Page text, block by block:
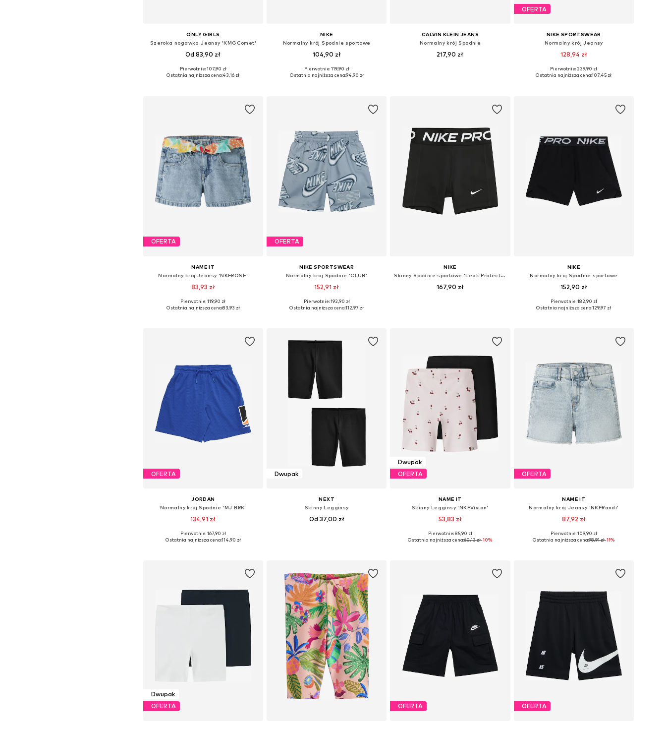
ONLY GIRLS
Szeroka nogawka Jeansy 'KMGComet'
Od 83,90 zł
Dostępne w różnych rozmiarach
Pierwotnie: 107,90 zł
Ostatnia najniższa cena:43,16 zł
NIKE
Normalny krój Spodnie sportowe
104,90 zł
Pierwotnie: 119,90 zł
Ostatnia najniższa cena:94,90 zł
CALVIN KLEIN JEANS
Normalny krój Spodnie
217,90 zł
OFERTA
NIKE SPORTSWEAR
Normalny krój Jeansy
128,94 zł
Pierwotnie: 239,90 zł
Ostatnia najniższa cena:107,45 zł
OFERTA
NAME IT
Normalny krój Jeansy 'NKFROSE'
83,93 zł
Dostępne w różnych rozmiarach
Pierwotnie: 119,90 zł
Ostatnia najniższa cena:83,93 zł
OFERTA
NIKE SPORTSWEAR
Normalny krój Spodnie 'CLUB'
152,91 zł
Dostępne w różnych rozmiarach
Pierwotnie: 192,90 zł
Ostatnia najniższa cena:112,97 zł
NIKE
Skinny Spodnie sportowe 'Leak Protection'
167,90 zł
NIKE
Normalny krój Spodnie sportowe
152,90 zł
Dostępne w różnych rozmiarach
Pierwotnie: 182,90 zł
Ostatnia najniższa cena:129,97 zł
OFERTA
JORDAN
Normalny krój Spodnie 'MJ BRK'
134,91 zł
Pierwotnie: 167,90 zł
Ostatnia najniższa cena:114,90 zł
Dwupak
NEXT
Skinny Legginsy
Od 37,00 zł
Dwupak
OFERTA
NAME IT
Skinny Legginsy 'NKFVivian'
53,83 zł
Dostępne w różnych rozmiarach
Pierwotnie: 85,90 zł
Ostatnia najniższa cena:60,13 zł-10%
OFERTA
NAME IT
Normalny krój Jeansy 'NKFRandi'
87,92 zł
Dostępne w różnych rozmiarach
Pierwotnie: 109,90 zł
Ostatnia najniższa cena:98,91 zł-11%
Dwupak
OFERTA
OFERTA OFERTA